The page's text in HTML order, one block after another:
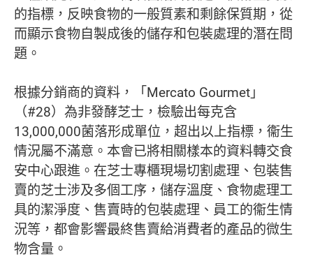
的指標，反映食物的一般質素和剩餘保質期，從
而顯示食物自製成後的儲存和包裝處理的潛在問
題。
根據分銷商的資料，「Mercato Gourmet」
（#28）為非發酵芝士，檢驗出每克含
13,000,000菌落形成單位，超出以上指標，衞生
情況屬不滿意。本會已將相關樣本的資料轉交食
安中心跟進。在芝士專櫃現場切割處理、包裝售
賣的芝士涉及多個工序，儲存溫度、食物處理工
具的潔淨度、售賣時的包裝處理、員工的衞生情
況等，都會影響最終售賣給消費者的產品的微生
物含量。